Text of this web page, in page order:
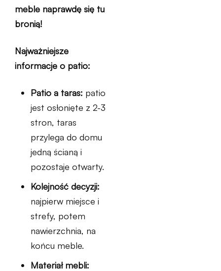
meble naprawdę się tu
bronią!
Najważniejsze
informacje o patio:
Patio a taras: patio
jest osłonięte z 2-3
stron, taras
przylega do domu
jedną ścianą i
pozostaje otwarty.
Kolejność decyzji:
najpierw miejsce i
strefy, potem
nawierzchnia, na
końcu meble.
Materiał mebli: